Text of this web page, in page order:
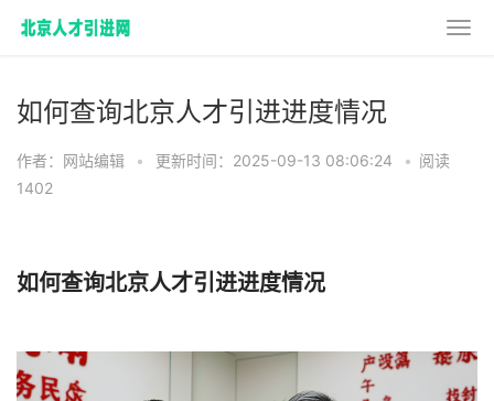
如何查询北京人才引进进度情况
作者：网站编辑 • 更新时间：2025-09-13 08:06:24 • 阅读
1402
如何查询北京人才引进进度情况